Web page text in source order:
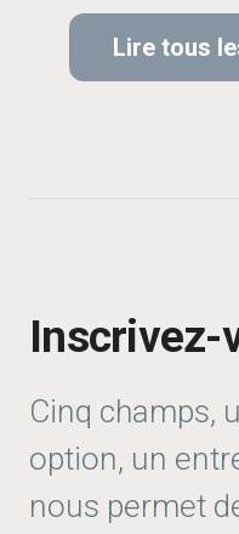
Lire tous
Inscrivez-
Cinq champs,
option, un
nous permet